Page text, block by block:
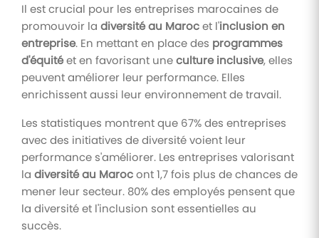
Il est crucial pour les entreprises marocaines de
promouvoir la diversité au Marocet l'inclusion en
entreprise. En mettant en place des programmes
d'équitéet en favorisant uneculture inclusive, elles
peuvent améliorer leur performance. Elles
enrichissent aussi leur environnement de travail.
Les statistiques montrent que 67% des entreprises
avec des initiatives de diversité voient leur
performance s'améliorer. Les entreprises valorisant
la diversité au Marocont 1,7 fois plus de chances de
mener leur secteur. 80% des employés pensent que
la diversité et l'inclusion sont essentielles au
succès.